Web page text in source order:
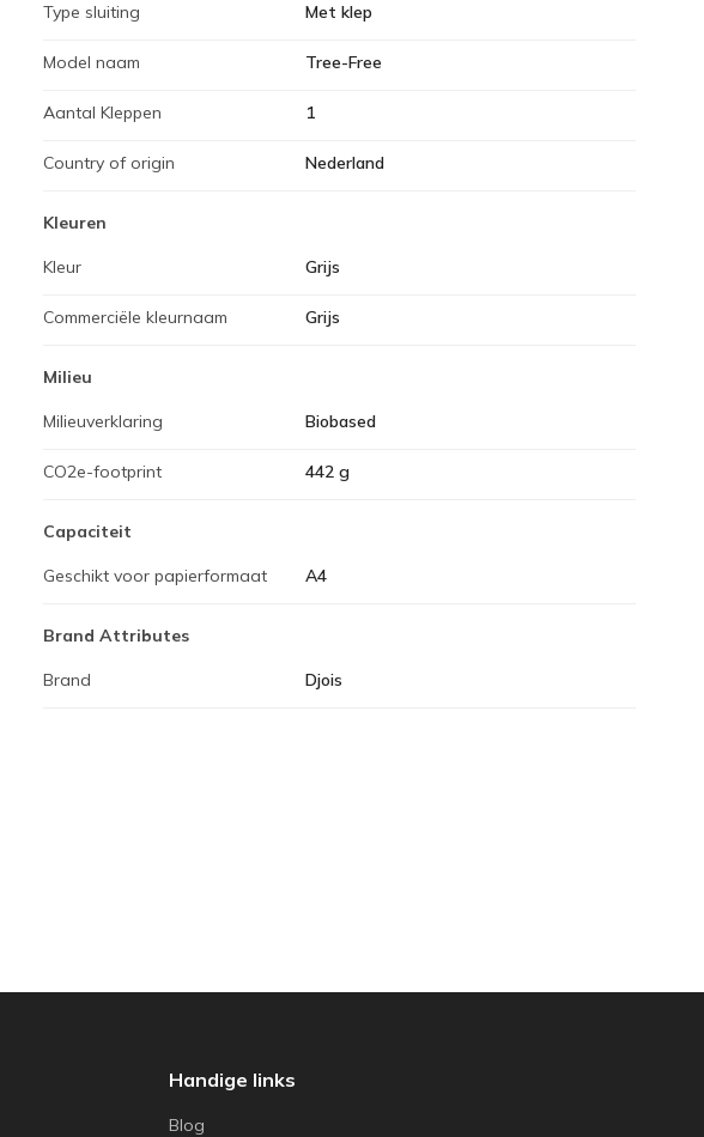
Type sluiting Met klep
Model naam Tree-Free
Aantal Kleppen 1
Country of origin Nederland
Kleuren
Kleur Grijs
Commerciële kleurnaam Grijs
Milieu
Milieuverklaring Biobased
CO2e-footprint 442 g
Capaciteit
Geschikt voor papierformaat A4
Brand Attributes
Brand Djois
Handige links
Blog